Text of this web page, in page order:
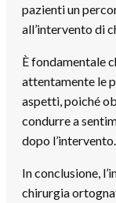
pazienti un
all’intervento di
È fondamentale
attentamente le
aspetti, poiché
condurre a
dopo l’intervento.
In conclusione,
chirurgia